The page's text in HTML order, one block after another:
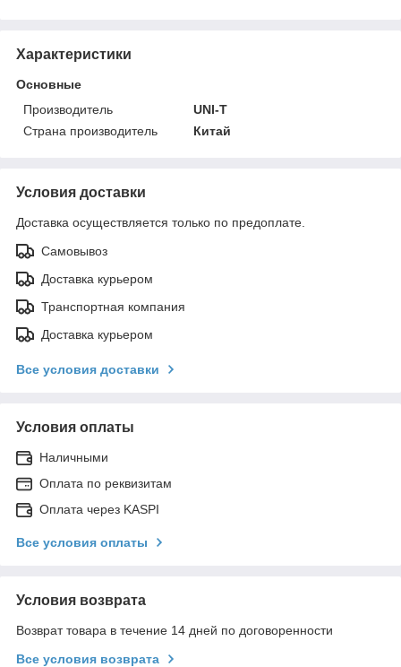
Характеристики
Основные
Производитель
UNI-T
Страна производитель
Китай
Условия доставки
Доставка осуществляется только по предоплате.
Самовывоз
Доставка курьером
Транспортная компания
Доставка курьером
Все условия доставки
Условия оплаты
Наличными
Оплата по реквизитам
Оплата через KASPI
Все условия оплаты
Условия возврата
Возврат товара в течение 14 дней по договоренности
Все условия возврата